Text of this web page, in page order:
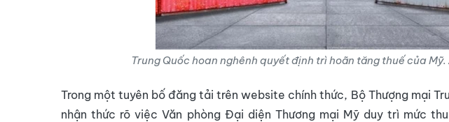
Trung Quốc hoan nghênh quyết định trì hoãn tăng thuế của
Trong một tuyên bố đăng tải trên website chính thức, Bộ Thượng mại
nhận thức rõ việc Văn phòng Đại diện Thương mại Mỹ duy trì mức